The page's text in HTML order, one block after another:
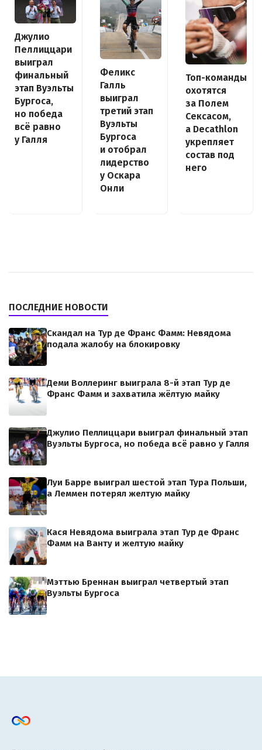
Джулио
Пеллиццари
выиграл
финальный
этап Вуэльты
Бургоса,
но победа
всё равно
у Галля
Феликс
Галль
выиграл
третий этап
Вуэльты
Бургоса
и отобрал
лидерство
у Оскара
Онли
Топ-команды
охотятся
за Полем
Сексасом,
а Decathlon
укрепляет
состав под
него
ПОСЛЕДНИЕ НОВОСТИ
Скандал на Тур де Франс Фамм: Невядома
подала жалобу на блокировку
Деми Воллеринг выиграла 8-й этап Тур де
Франс Фамм и захватила жёлтую майку
Джулио Пеллиццари выиграл финальный этап
Вуэльты Бургоса, но победа всё равно у Галля
Луи Барре выиграл шестой этап Тура Польши,
а Леммен потерял желтую майку
Кася Невядома выиграла этап Тур де Франс
Фамм на Ванту и желтую майку
Мэттью Бреннан выиграл четвертый этап
Вуэльты Бургоса